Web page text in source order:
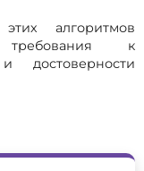
алгоритмов
к
достоверности